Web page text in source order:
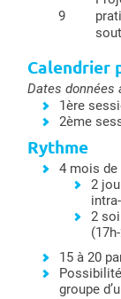
9
Calendrier
Dates
1ère
2ème
Rythme
4 mois de
2
2
15 à 20
groupe